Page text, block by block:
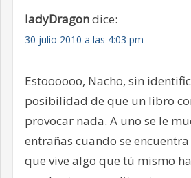
ladyDragondice:
30 julio 2010 a las 4:03 pm
Estoooooo, Nacho, sin
posibilidad de que un libro
provocar nada. A uno se le
entrañas cuando se
que vive algo que tú mismo